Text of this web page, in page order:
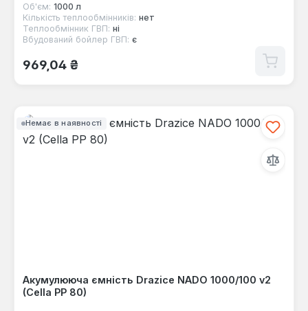
Об'єм: 1000 л
Кількість теплообмінників: нет
Теплообмінник ГВП: ні
Вбудований бойлер ГВП: є
Звичайна ціна:
969,04 ₴
Немає в наявності
Акумулююча ємність Drazice NADO 1000/100 v2
(Cella PP 80)